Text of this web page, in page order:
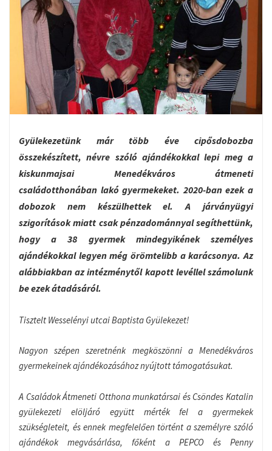
Gyülekezetünk már több éve cipősdobozba
összekészített, névre szóló ajándékokkal lepi meg a
kiskunmajsai Menedékváros átmeneti
családotthonában lakó gyermekeket. 2020-ban ezek a
dobozok nem készülhettek el. A járványügyi
szigorítások miatt csak pénzadománnyal segíthettünk,
hogy a 38 gyermek mindegyikének személyes
ajándékokkal legyen még örömtelibb a karácsonya. Az
alábbiakban az intézménytől kapott levéllel számolunk
be ezek átadásáról.
Tisztelt Wesselényi utcai Baptista Gyülekezet!
Nagyon szépen szeretnénk megköszönni a Menedékváros
gyermekeinek ajándékozásához nyújtott támogatásukat.
A Családok Átmeneti Otthona munkatársai és Csöndes Katalin
gyülekezeti elöljáró együtt mérték fel a gyermekek
szükségleteit, és ennek megfelelően történt a személyre szóló
ajándékok megvásárlása, főként a PEPCO és Penny